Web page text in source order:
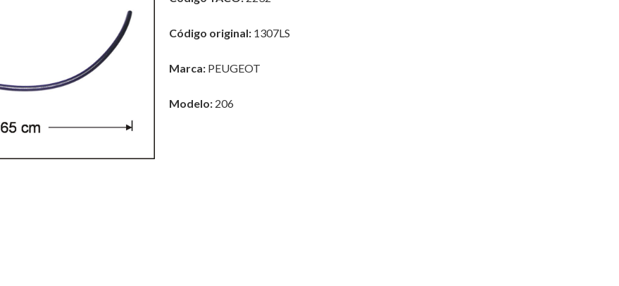
Código original:1307LS
Marca:PEUGEOT
Modelo:206